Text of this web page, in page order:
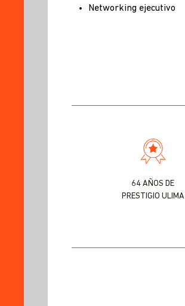
Networking ejecutivo
64 AÑOS DE
PRESTIGIO ULIMA